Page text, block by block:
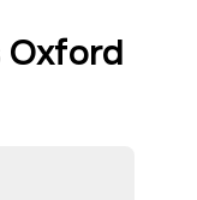
Oxford